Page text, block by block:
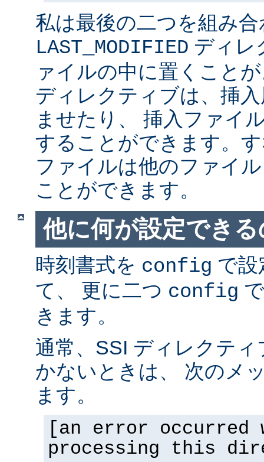
私は最後の二つを組み
LAST_MODIFIED ディレ
ァイルの中に置くこと
ディレクティブは、挿
ませたり、 挿入ファイ
することができます。
ファイルは他のファイ
ことができます。
他に何が設定でき
時刻書式を config で設
て、 更に二つ config
きます。
通常、SSI ディレクテ
かないときは、 次のメ
ます。
[an error occurred
processing this